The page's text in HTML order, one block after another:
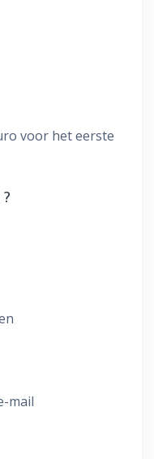
voor het eerste
mail